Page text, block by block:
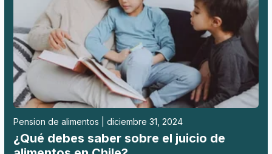
Pension de alimentos | diciembre 31, 2024
¿Qué debes saber sobre el juicio de